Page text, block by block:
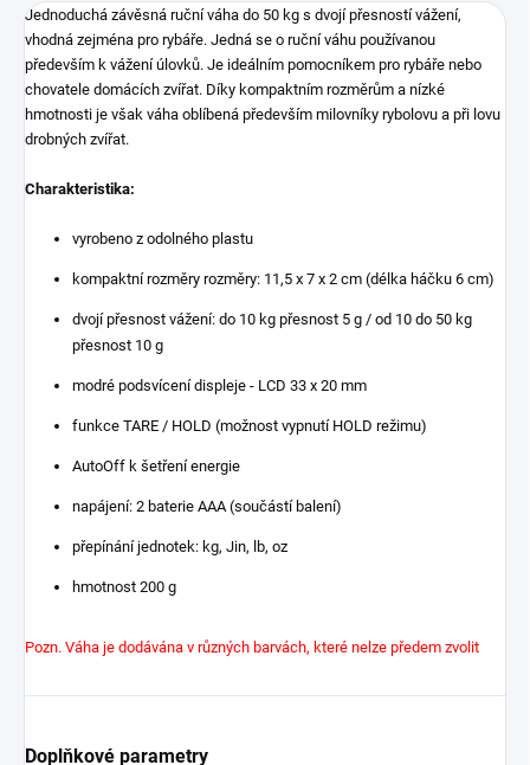
Jednoduchá závěsná ruční váha do 50 kg s dvojí přesností vážení,
vhodná zejména pro rybáře. Jedná se o ruční váhu používanou
především k vážení úlovků. Je ideálním pomocníkem pro rybáře nebo
chovatele domácích zvířat. Díky kompaktním rozměrům a nízké
hmotnosti je však váha oblíbená především milovníky rybolovu a při lovu
drobných zvířat.
Charakteristika:
vyrobeno z odolného plastu
kompaktní rozměry rozměry: 11,5 x 7 x 2 cm (délka háčku 6 cm)
dvojí přesnost vážení: do 10 kg přesnost 5 g / od 10 do 50 kg
přesnost 10 g
modré podsvícení displeje - LCD 33 x 20 mm
funkce TARE / HOLD (možnost vypnutí HOLD režimu)
AutoOff k šetření energie
napájení: 2 baterie AAA (součástí balení)
přepínání jednotek: kg, Jin, lb, oz
hmotnost 200 g
Pozn. Váha je dodávána v různých barvách, které nelze předem zvolit
Doplňkové parametry